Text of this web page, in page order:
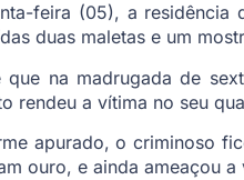
feira (05), a
duas maletas e um
que na madrugada de
rendeu a vítima no seu
apurado, o criminoso
ouro, e ainda ameaçou